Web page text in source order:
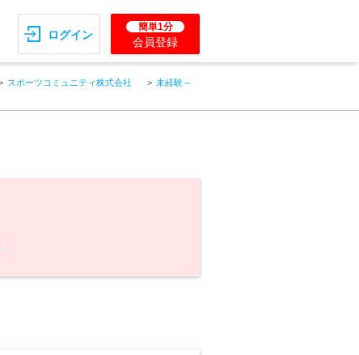
ログイン
簡単1分
会員登録
スポーツコミュニティ株式会社
未経験～